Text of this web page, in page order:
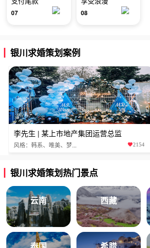
07 08
银川求婚策划案例
李先生 | 某上市地产集团运营总监
风格：韩系、唯美、梦... 2154
银川求婚策划热门景点
云南 西藏